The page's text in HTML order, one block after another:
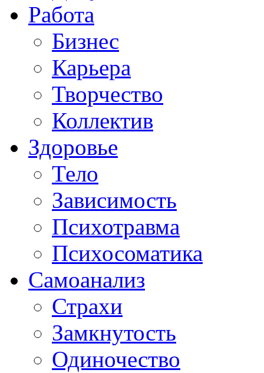
Работа
Бизнес
Карьера
Творчество
Коллектив
Здоровье
Тело
Зависимость
Психотравма
Психосоматика
Самоанализ
Страхи
Замкнутость
Одиночество